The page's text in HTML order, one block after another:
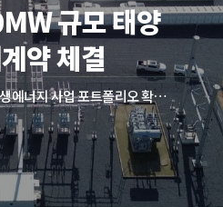
규모 태양
약 체결
SK이터닉스와 SK가스는 해외 재생에너지 사업 포트폴리오 확장을 위해 2023년 12월 미국 현지 법인 ‘그리드플렉스(GridFlex)’를 설립했고 이어 미국 재생에너지 기업인 에이펙스클린에너지와(Apex Clean Energy)의 합작법인 에스에이 그리드 솔루션즈(SA Grid Solutions)를 설립했다. 올해 2월 에스에이 그리드 솔루션즈는 100MW 규모 설비시설의 상업 가동을 시작했다. 지난해 1월 합작법인 설립 및 투자를 결정한지 약 1년 만의 성과다. 미국 ESS 및 전력거래 시장 진출을 본격화하는 흐름이다.